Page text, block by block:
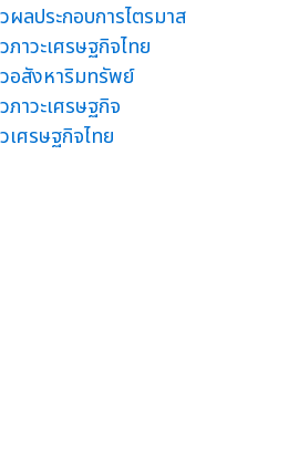
ผลประกอบการไตรมาส
ภาวะเศรษฐกิจไทย
อสังหาริมทรัพย์
ภาวะเศรษฐกิจ
เศรษฐกิจไทย